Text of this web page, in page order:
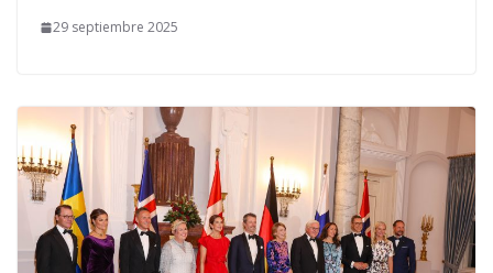
29 septiembre 2025